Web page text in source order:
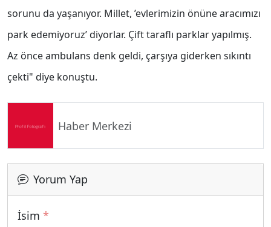
sorunu da yaşanıyor. Millet, ’evlerimizin önüne aracımızı
park edemiyoruz’ diyorlar. Çift taraflı parklar yapılmış.
Az önce ambulans denk geldi, çarşıya giderken sıkıntı
çekti" diye konuştu.
Haber Merkezi
Yorum Yap
İsim *